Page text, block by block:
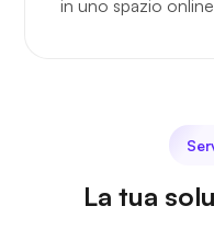
in uno spazio
La tua